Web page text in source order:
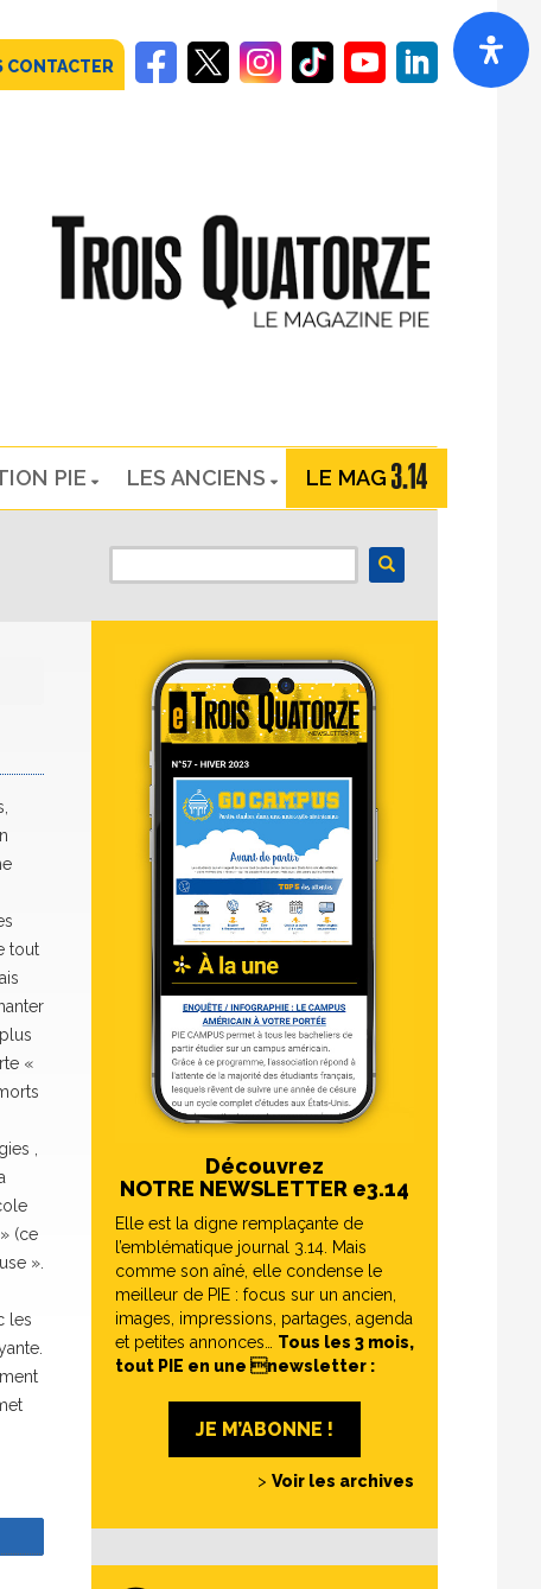
CONTACTER
PIE LES ANCIENS LE MAG
tout
«
,
(ce
».
les
Découvrez
NOTRE NEWSLETTER e3.14
Elle est la digne remplaçante de
l’emblématique journal 3.14. Mais
comme son aîné, elle condense le
meilleur de PIE : focus sur un ancien,
images, impressions, partages, agenda
et petites annonces… Tous les 3 mois,
tout PIE en une newsletter :
JE M’ABONNE !
> Voir les archives